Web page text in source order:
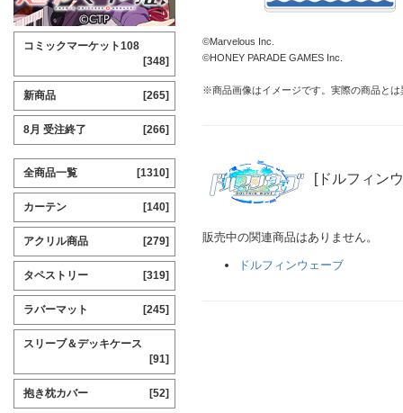
©Marvelous Inc.
©HONEY PARADE GAMES Inc.
※商品画像はイメージです。実際の商品と
[ドルフィン
販売中の関連商品はありません。
ドルフィンウェーブ
コミックマーケット108
[348]
新商品 [265]
8月 受注終了 [266]
全商品一覧 [1310]
カーテン [140]
アクリル商品 [279]
タペストリー [319]
ラバーマット [245]
スリーブ＆デッキケース
[91]
抱き枕カバー [52]